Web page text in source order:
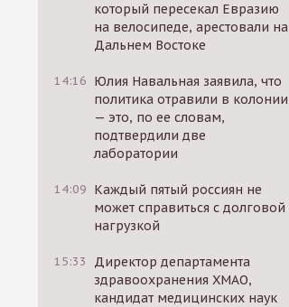
который пересекал Евразию
на велосипеде, арестовали на
Дальнем Востоке
14:16 Юлия Навальная заявила, что
политика отравили в колонии
— это, по ее словам,
подтвердили две
лаборатории
14:09 Каждый пятый россиян не
может справиться с долговой
нагрузкой
15:33
Директор департамента
здравоохранения ХМАО,
кандидат медицинских наук